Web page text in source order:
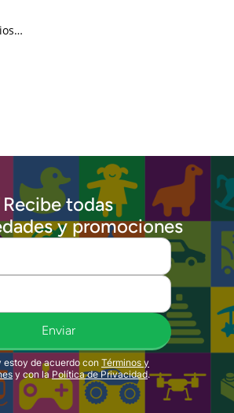
Recibe todas
y promociones
Enviar
estoy de acuerdo con Términos y
y con la Política de Privacidad.